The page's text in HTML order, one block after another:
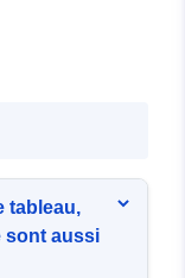
tableau,
sont aussi